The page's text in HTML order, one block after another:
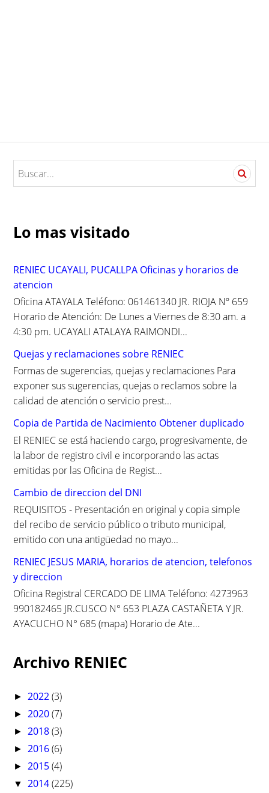
S
e
c
h
o
r
:
Lo mas visitado
RENIEC UCAYALI, PUCALLPA Oficinas y horarios de
atencion
Oficina ATAYALA Teléfono: 061461340 JR. RIOJA Nº 659
Horario de Atención: De Lunes a Viernes de 8:30 am. a
4:30 pm. UCAYALI ATALAYA RAIMONDI...
Quejas y reclamaciones sobre RENIEC
Formas de sugerencias, quejas y reclamaciones Para
exponer sus sugerencias, quejas o reclamos sobre la
calidad de atención o servicio prest...
Copia de Partida de Nacimiento Obtener duplicado
El RENIEC se está haciendo cargo, progresivamente, de
la labor de registro civil e incorporando las actas
emitidas por las Oficina de Regist...
Cambio de direccion del DNI
REQUISITOS - Presentación en original y copia simple
del recibo de servicio público o tributo municipal,
emitido con una antigüedad no mayo...
RENIEC JESUS MARIA, horarios de atencion, telefonos
y direccion
Oficina Registral CERCADO DE LIMA Teléfono: 4273963
990182465 JR.CUSCO N° 653 PLAZA CASTAÑETA Y JR.
AYACUCHO N° 685 (mapa) Horario de Ate...
Archivo RENIEC
► 2022(3)
► 2020(7)
► 2018(3)
► 2016(6)
► 2015(4)
▼ 2014(225)